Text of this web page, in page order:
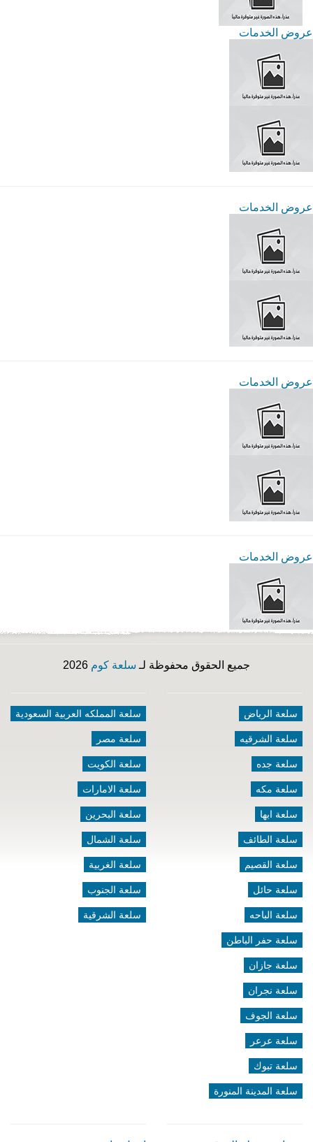
عروض الخدمات
عروض الخدمات
عروض الخدمات
عروض الخدمات
جميع الحقوق محفوظة لـ سلعة كوم
سلعة الرياض
سلعة الشرقيه
سلعة جده
سلعة مكه
سلعة ابها
سلعة الطائف
سلعة القصيم
سلعة حائل
سلعة الباحه
سلعة حفر الباطن
سلعة جازان
سلعة نجران
سلعة الجوف
سلعة عرعر
سلعة تبوك
سلعة المدينة المنورة
سلعة المملكه العربية السعودية
سلعة مصر
سلعة الكويت
سلعة الامارات
سلعة البحرين
سلعة الشمال
سلعة الغربية
سلعة الجنوب
سلعة الشرقية